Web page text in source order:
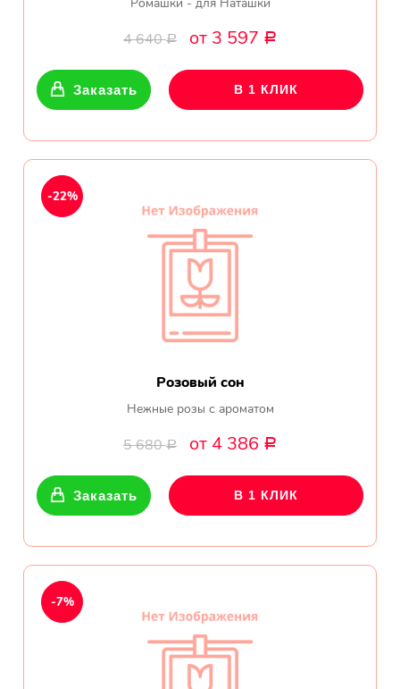
4 640Р от 3 597 Р
Заказать В 1 КЛИК
Розовый сон
Нежные розы с ароматом
5 680Р от 4 386 Р
-22%
Заказать В 1 КЛИК
-7%